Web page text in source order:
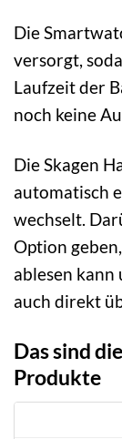
Die
versorgt,
Laufzeit der
noch keine
Die Skagen
automatisch
wechselt.
Option
ablesen kann
auch direkt
Das sind
Produkte